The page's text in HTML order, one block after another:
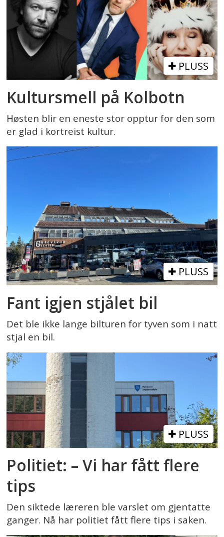
PLUSS
Kultursmell på Kolbotn
Høsten blir en eneste stor opptur for den som
er glad i kortreist kultur.
PLUSS
Fant igjen stjålet bil
Det ble ikke lange bilturen for tyven som i natt
stjal en bil.
PLUSS
Politiet: – Vi har fått flere
tips
Den siktede læreren ble varslet om gjentatte
ganger. Nå har politiet fått flere tips i saken.